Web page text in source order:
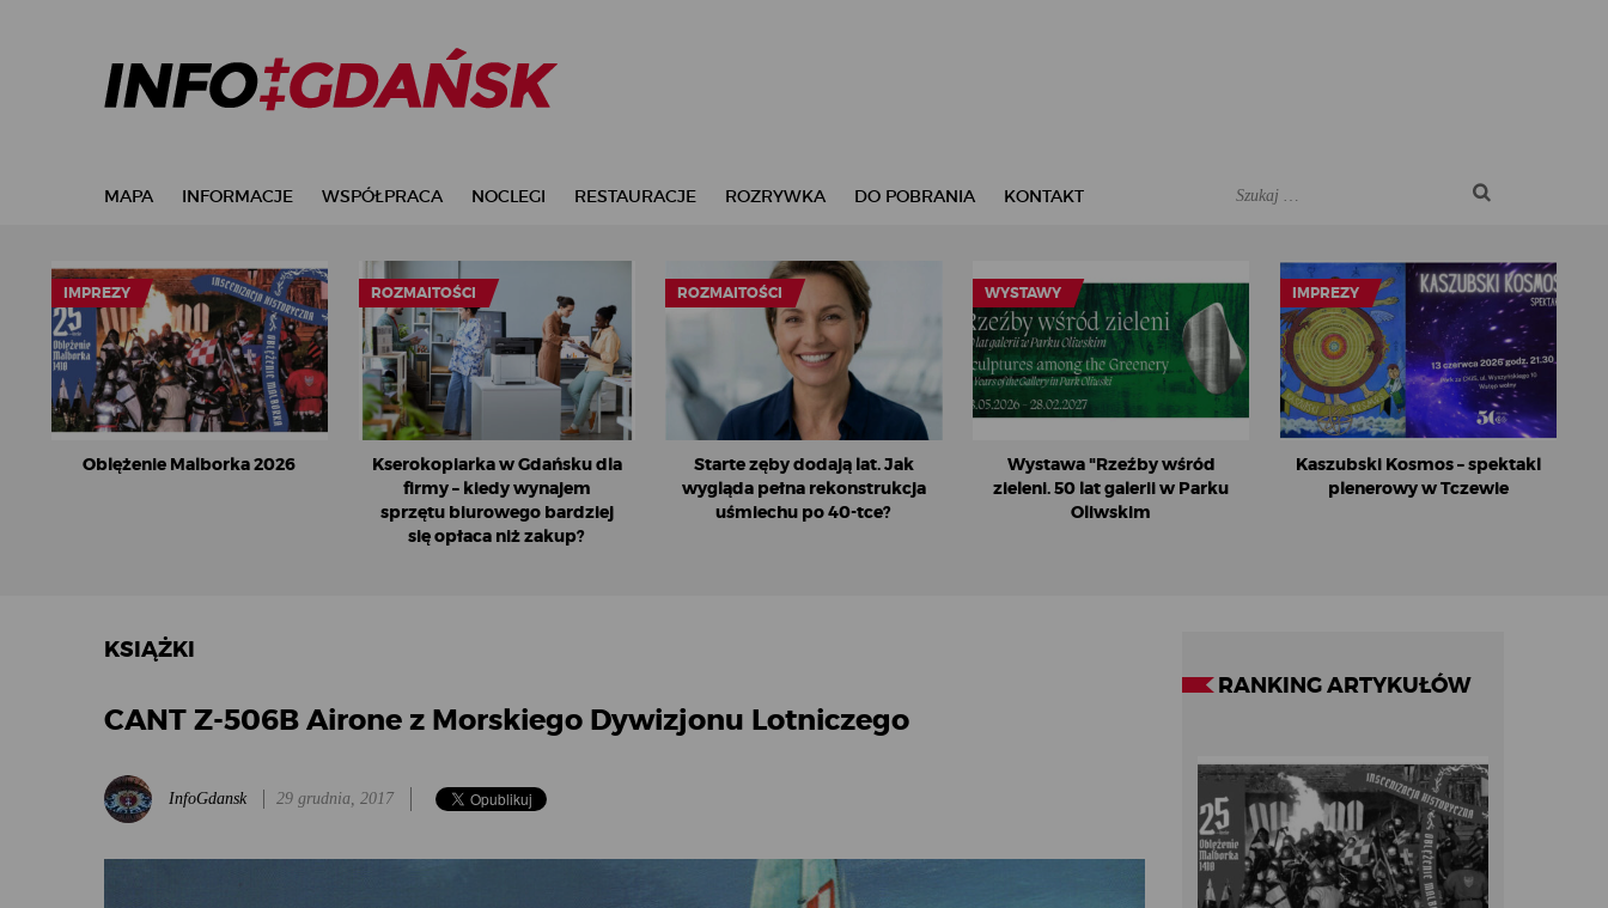
MAPA INFORMACJE WSPÓŁPRACA NOCLEGI RESTAURACJE ROZRYWKA DO POBRANIA KONTAKT
IMPREZY
Oblężenie Malborka 2026
ROZMAITOŚCI
Kserokopiarka w Gdańsku dla
firmy – kiedy wynajem
sprzętu biurowego bardziej
się opłaca niż zakup?
ROZMAITOŚCI
Starte zęby dodają lat. Jak
wygląda pełna rekonstrukcja
uśmiechu po 40-tce?
WYSTAWY
Wystawa "Rzeźby wśród
zieleni. 50 lat galerii w Parku
Oliwskim
IMPREZY
Kaszubski Kosmos – spektakl
plenerowy w Tczewie
KSIĄŻKI
CANT Z-506B Airone z Morskiego Dywizjonu Lotniczego
InfoGdansk 29 grudnia, 2017
RANKING ARTYKUŁÓW